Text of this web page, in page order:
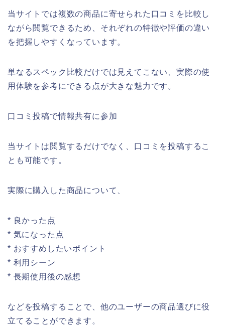
当サイトでは複数の商品に寄せられた口コミを比較し
ながら閲覧できるため、それぞれの特徴や評価の違い
を把握しやすくなっています。
単なるスペック比較だけでは見えてこない、実際の使
用体験を参考にできる点が大きな魅力です。
口コミ投稿で情報共有に参加
当サイトは閲覧するだけでなく、口コミを投稿するこ
とも可能です。
実際に購入した商品について、
* 良かった点
* 気になった点
* おすすめしたいポイント
* 利用シーン
* 長期使用後の感想
などを投稿することで、他のユーザーの商品選びに役
立てることができます。